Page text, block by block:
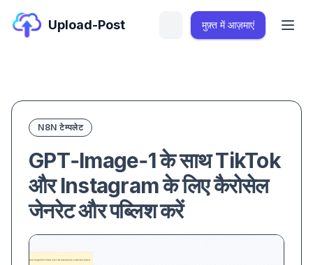
Upload-Post मुफ़्त में आज़माएं
N8N टेम्पलेट
GPT‑Image‑1 के साथ TikTok
और Instagram के लिए कैरोसेल
जेनरेट और पब्लिश करें